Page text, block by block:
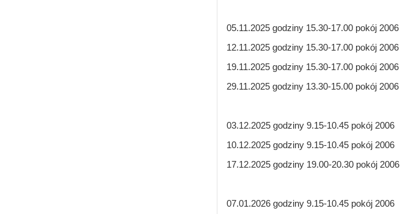
05.11.2025 godziny 15.30-17.00 pokój 2006
12.11.2025 godziny 15.30-17.00 pokój 2006
19.11.2025 godziny 15.30-17.00 pokój 2006
29.11.2025 godziny 13.30-15.00 pokój 2006
03.12.2025 godziny 9.15-10.45 pokój 2006
10.12.2025 godziny 9.15-10.45 pokój 2006
17.12.2025 godziny 19.00-20.30 pokój 2006
07.01.2026 godziny 9.15-10.45 pokój 2006